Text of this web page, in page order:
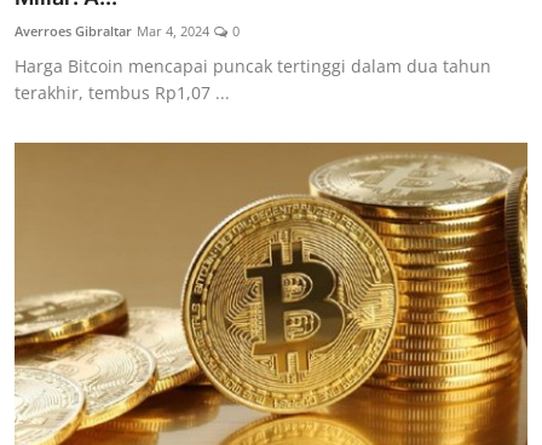
Averroes Gibraltar Mar 4, 2024 0
Harga Bitcoin mencapai puncak tertinggi dalam dua tahun
terakhir, tembus Rp1,07 ...